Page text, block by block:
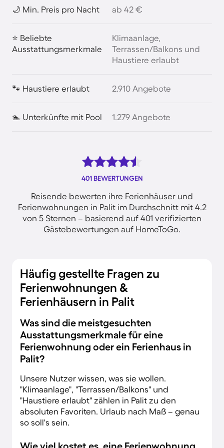
🌙 Min. Preis pro Nacht ab 42 €
⭐ Beliebte
Ausstattungsmerkmale
Klimaanlage,
Terrassen/Balkons und
Haustiere erlaubt
🐾 Haustiere erlaubt 2.910 Angebote
🏊 Unterkünfte mit Pool 1.279 Angebote
401 BEWERTUNGEN
Reisende bewerten ihre Ferienhäuser und
Ferienwohnungen in Palit im Durchschnitt mit 4.2
von 5 Sternen – basierend auf 401 verifizierten
Gästebewertungen auf HomeToGo.
Häufig gestellte Fragen zu
Ferienwohnungen &
Ferienhäusern in Palit
Was sind die meistgesuchten
Ausstattungsmerkmale für eine
Ferienwohnung oder ein Ferienhaus in
Palit?
Unsere Nutzer wissen, was sie wollen.
"Klimaanlage", "Terrassen/Balkons" und
"Haustiere erlaubt" zählen in Palit zu den
absoluten Favoriten. Urlaub nach Maß – genau
so soll's sein.